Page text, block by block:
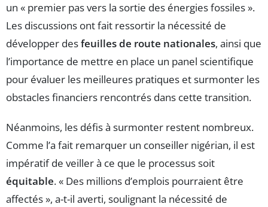
un « premier pas vers la sortie des énergies fossiles ».
Les discussions ont fait ressortir la nécessité de
développer desfeuilles de route nationales, ainsi que
l’importance de mettre en place un panel scientifique
pour évaluer les meilleures pratiques et surmonter les
obstacles financiers rencontrés dans cette transition.
Néanmoins, les défis à surmonter restent nombreux.
Comme l’a fait remarquer un conseiller nigérian, il est
impératif de veiller à ce que le processus soit
équitable. « Des millions d’emplois pourraient être
affectés », a-t-il averti, soulignant la nécessité de